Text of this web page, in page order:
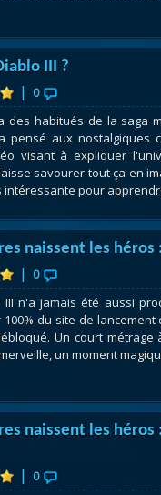
III ?
| 0
des habitués de la saga
pensé aux nostalgiques
visant à expliquer
savourer tout ça en
pour
naissent les
| 0
III n'a jamais été aussi
du site de
Un court
un moment
naissent les héros
| 0